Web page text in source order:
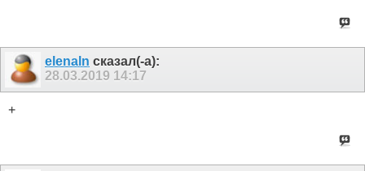
elenaln сказал(-а):
28.03.2019 14:17
+